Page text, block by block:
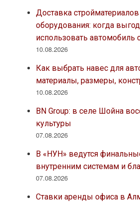
Доставка
оборудования: когда
использовать автомобиль
10.08.2026
Как выбрать навес для
материалы, размеры,
10.08.2026
BN Group: в селе Шойна
культуры
07.08.2026
В «НУН» ведутся
внутренним системам и
07.08.2026
Ставки аренды офиса в